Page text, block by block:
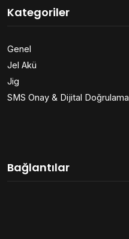
Kategoriler
Genel
Jel Akü
Jig
SMS Onay & Dijital Doğrulama
Bağlantılar